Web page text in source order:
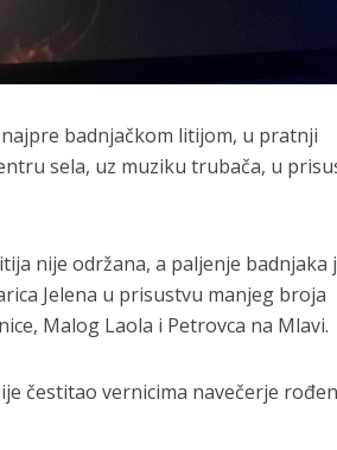
badnjačkom litijom, u pratnji
sela, uz muziku trubača, u
nije održana, a paljenje badnjaka
Jelena u prisustvu manjeg broja
Malog Laola i Petrovca na Mlavi.
čestitao vernicima navečerje